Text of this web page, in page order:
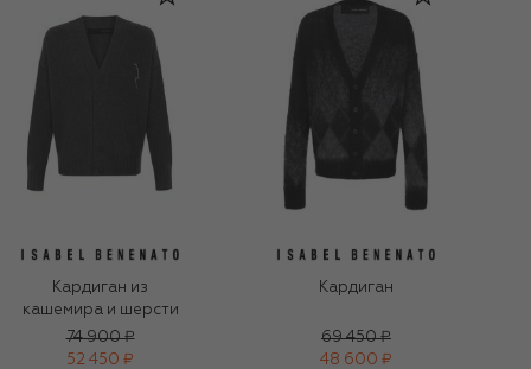
Кардиган из
кашемира и шерсти
74 900 ₽
52 450 ₽
Кардиган
69 450 ₽
48 600 ₽